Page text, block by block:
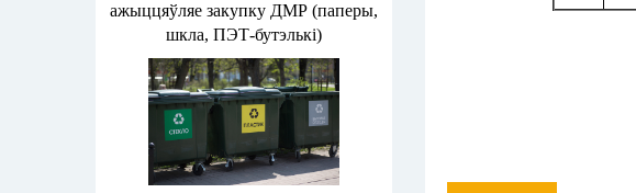
ажыццяўляе закупку ДМР (паперы,
шкла, ПЭТ-бутэлькі)